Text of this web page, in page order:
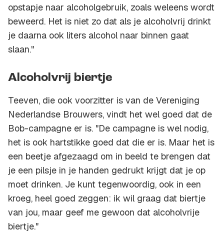
opstapje naar alcoholgebruik, zoals weleens wordt
beweerd. Het is niet zo dat als je alcoholvrij drinkt
je daarna ook liters alcohol naar binnen gaat
slaan."
Alcoholvrij biertje
Teeven, die ook voorzitter is van de Vereniging
Nederlandse Brouwers, vindt het wel goed dat de
Bob-campagne er is. "De campagne is wel nodig,
het is ook hartstikke goed dat die er is. Maar het is
een beetje afgezaagd om in beeld te brengen dat
je een pilsje in je handen gedrukt krijgt dat je op
moet drinken. Je kunt tegenwoordig, ook in een
kroeg, heel goed zeggen: ik wil graag dat biertje
van jou, maar geef me gewoon dat alcoholvrije
biertje."